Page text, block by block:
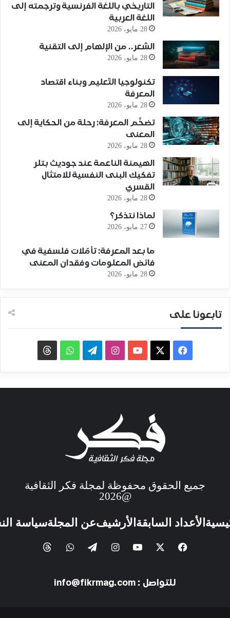
التاريخي باللغة الفرنسية وترجمته إلى
اللغة العربية
28 مايو، 2026
الشعر.. من الإلهام إلى التقنية
28 مايو، 2026
تكنولوجيا التّعليم وبناء اقتصاد
المعرفة
28 مايو، 2026
تضخّم المعرفة: رحلة من الحكاية إلى
المعنى
28 مايو، 2026
الهيمنة الناعمة عند جوديث بتلر
تفكيك البنى النفسية للامتثال
القسري
28 مايو، 2026
لماذا نتذكر؟
27 مايو، 2026
ما بعد المعرفة: تأمّلات فلسفية في
فائض المعلومات وفقدان المعنى
28 مايو، 2026
تابعونا على
جميع الحقوق محفوظة لمجلة فكر الثقافية
@2026
الأعداد السابقة الأرشيفعن المجلةسياسة
للتواصل : info@fikrmag.com